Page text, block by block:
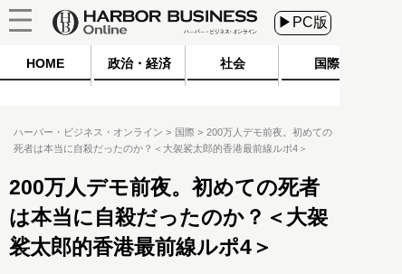
▶PC版
HOME 政治・経済 社会 国際
ハーバー・ビジネス・オンライン 国際
200万人デモ前夜。初めての
死者は本当に自殺だったのか？＜大袈裟太郎的香港最前線ルポ4＞
200万人デモ前夜。初めての死者
は本当に自殺だったのか？＜大袈
裟太郎的香港最前線ルポ4＞